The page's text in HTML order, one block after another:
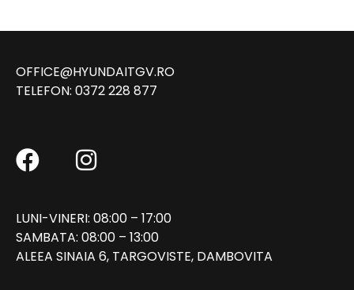
OFFICE@HYUNDAITGV.RO
TELEFON: 0372 228 877
LUNI-VINERI: 08:00 – 17:00
SAMBATA: 08:00 – 13:00
ALEEA SINAIA 6, TARGOVISTE, DAMBOVITA